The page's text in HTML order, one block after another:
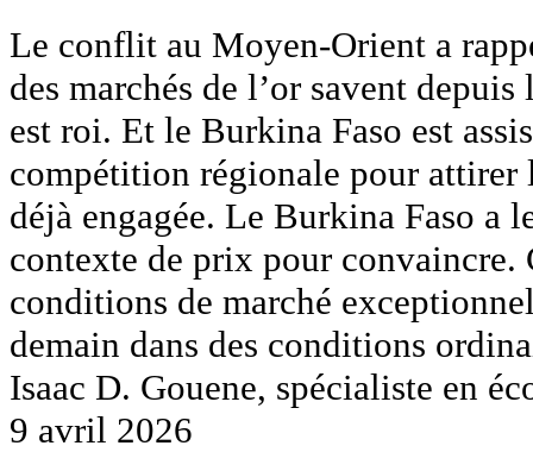
Le conflit au Moyen-Orient a
des marchés de l’or savent
est roi. Et le Burkina Faso est
compétition régionale pour
déjà engagée. Le Burkina Faso a
contexte de prix pour convaincre.
conditions de marché
demain dans des conditions
Isaac D. Gouene, spécialiste en
9 avril 2026